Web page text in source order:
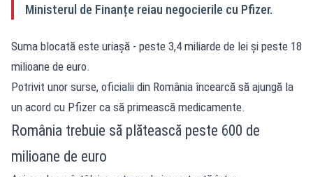
Ministerul de Finanțe reiau negocierile cu Pfizer.
Suma blocată este uriașă - peste 3,4 miliarde de lei și peste 18
milioane de euro.
Potrivit unor surse, oficialii din România încearcă să ajungă la
un acord cu Pfizer ca să primească medicamente.
România trebuie să plătească peste 600 de
milioane de euro